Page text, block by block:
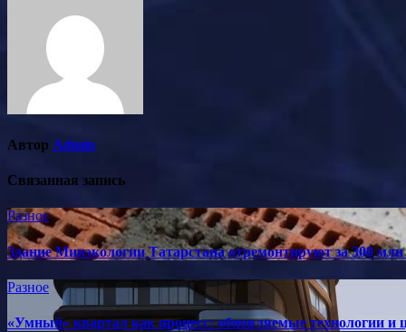
Автор Admin
Связанная запись
Разное
Здание Минэкологии Татарстана отремонтируют за 300 млн
Разное
«Умный» квартал как процесс: обновляемые технологии и